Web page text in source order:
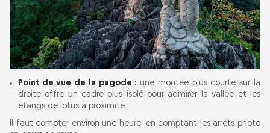
Point de vue de la pagode : une montée plus courte sur la
droite offre un cadre plus isolé pour admirer la vallée et les
étangs de lotus à proximité.
Il faut compter environ une heure, en comptant les arrêts photo